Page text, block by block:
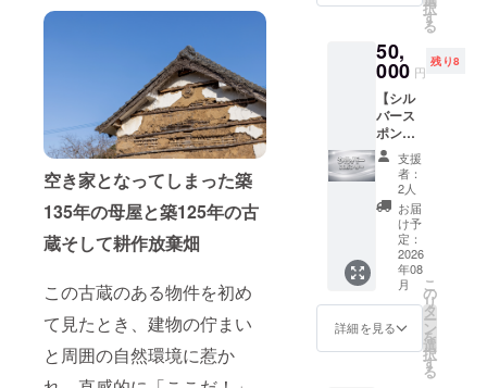
空き家となってしまった築
135年の母屋と築125年の古
蔵そして耕作放棄畑
この古蔵のある物件を初め
て見たとき、建物の佇まい
と周囲の自然環境に惹か
ティー
セット
となり
ます）
・内容
量：１
包あた
り
2.5g〜
3g ・賞
味期
限：製
造日よ
り６ヶ
月以内
・原材
料名：
レモン
グラ
ス、バ
業が存
限り掲
載 ・掲
載方
法：木
札にお
名前、
法人名
を記載
したも
のを店
内に掲
示 ・掲
載サイ
ズ：縦
15cm×
横5cm
の木札
・注意
事項：
でご負担くださ
名様/２
体験）
講習を
受けな
がら、
香りや
効能を
学び、
ご自身
だけの
オリジ
ナルブ
レンド
をつく
りま
す。 そ
の日の
気分や
択
す
る
50,
000 円
残り8
【シル
バース
ポン
サー】
本プロ
ジェク
トの趣
旨にご
賛同い
ただ
き、応
援して
くださ
るスポ
ンサー
様を募
支援
者：
2人
お届
け予
定：
2026
年08
月
詳細を見る
こ
の
リ
タ
ー
ン
を
選
択
す
る